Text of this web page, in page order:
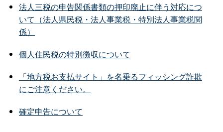
法人三税の申告関係書類の押印廃止に伴う対応につ
いて（法人県民税・法人事業税・特別法人事業税関
係）
個人住民税の特別徴収について
「地方税お支払サイト」を名乗るフィッシング詐欺
にご注意ください。
確定申告について